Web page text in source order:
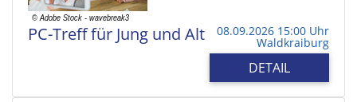
PC-Treff für Jung und Alt 08.09.2026 15:00 Uhr
Waldkraiburg
DETAIL